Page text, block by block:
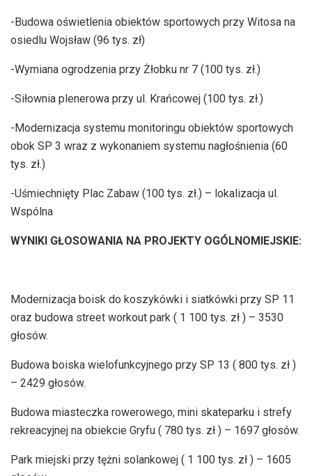
-Budowa oświetlenia obiektów sportowych przy Witosa na
osiedlu Wojsław (96 tys. zł)
-Wymiana ogrodzenia przy Żłobku nr 7 (100 tys. zł.)
-Siłownia plenerowa przy ul. Krańcowej (100 tys. zł.)
-Modernizacja systemu monitoringu obiektów sportowych
obok SP 3 wraz z wykonaniem systemu nagłośnienia (60
tys. zł.)
-Uśmiechnięty Plac Zabaw (100 tys. zł.) – lokalizacja ul.
Wspólna
WYNIKI GŁOSOWANIA NA PROJEKTY OGÓLNOMIEJSKIE:
Modernizacja boisk do koszykówki i siatkówki przy SP 11
oraz budowa street workout park ( 1 100 tys. zł ) – 3530
głosów.
Budowa boiska wielofunkcyjnego przy SP 13 ( 800 tys. zł )
– 2429 głosów.
Budowa miasteczka rowerowego, mini skateparku i strefy
rekreacyjnej na obiekcie Gryfu ( 780 tys. zł ) – 1697 głosów.
Park miejski przy tężni solankowej ( 1 100 tys. zł ) – 1605